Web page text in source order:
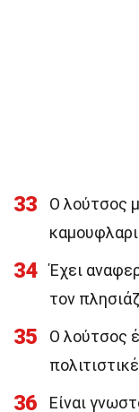
33
Ο λούτσος
34
Έχει
τον
35
Ο λούτσος
36
Είναι